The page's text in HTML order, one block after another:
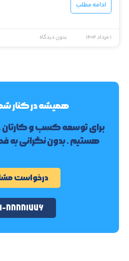
ادامه مطلب
۱ مرداد ۱۴۰۴ بدون دیدگاه
همیشه در کنار
برای توسعه کسب و کارتان ،
هستیم . بدون نگرانی به
درخواست
۰۲۱-